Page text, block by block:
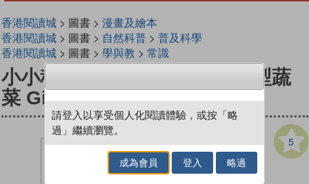
香港閱讀城> 圖書 > 漫畫及繪本
香港閱讀城> 圖書 > 自然科普> 普及科學
香港閱讀城> 圖書 > 學與教 > 常識
小小科學家（第三级）#24 巨型蔬
菜 Giant Vegetables
5
請登入以享受個人化閱讀體驗，或按「略
過」繼續瀏覽。
成為會員 登入 略過